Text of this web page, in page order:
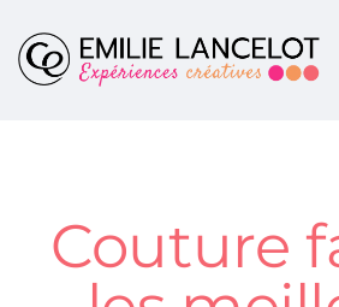
Couture